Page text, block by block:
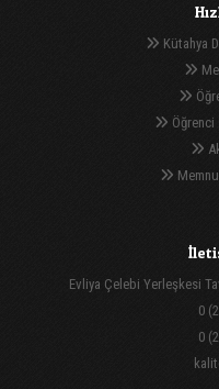
Kütahya
Öğrenci
Evliya Çelebi Yerleşkesi
0
0